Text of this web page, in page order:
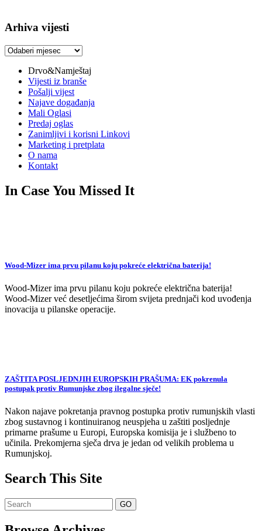
Arhiva vijesti
Arhiva
Drvo&Namještaj
Vijesti iz branše
Pošalji vijest
Najave događanja
Mali Oglasi
Predaj oglas
Zanimljivi i korisni Linkovi
Marketing i pretplata
O nama
Kontakt
In Case You Missed It
Wood-Mizer ima prvu pilanu koju pokreće električna baterija!
Wood-Mizer ima prvu pilanu koju pokreće električna baterija!
Wood-Mizer već desetljećima širom svijeta prednjači kod uvođenja
inovacija u pilanske operacije.
ZAŠTITA POSLJEDNJIH EUROPSKIH PRAŠUMA: EK pokrenula
postupak protiv Rumunjske zbog ilegalne sječe!
Nakon najave pokretanja pravnog postupka protiv rumunjskih vlasti
zbog sustavnog i kontinuiranog neuspjeha u zaštiti posljednje
primarne prašume u Europi, Europska komisija je i službeno to
učinila. Prekomjerna sječa drva je jedan od velikih problema u
Rumunjskoj.
Search This Site